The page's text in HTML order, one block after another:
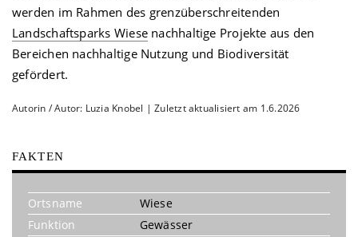
werden im Rahmen des grenzüberschreitenden
Landschaftsparks Wiesenachhaltige Projekte aus den
Bereichen nachhaltige Nutzung und Biodiversität
gefördert.
Autorin / Autor: Luzia Knobel | Zuletzt aktualisiert am 1.6.2026
FAKTEN
Ortsname
Wiese
Funktion
Gewässer